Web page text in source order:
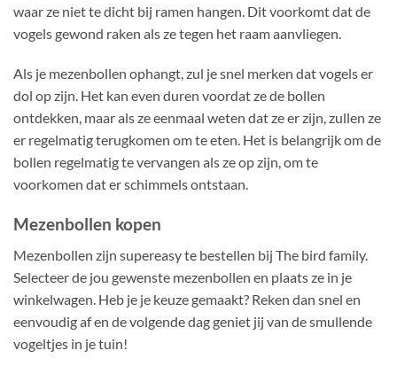
de
productpagina
de
productpagina
waar ze niet te dicht bij ramen hangen. Dit voorkomt dat de
vogels gewond raken als ze tegen het raam aanvliegen.
Als je mezenbollen ophangt, zul je snel merken dat vogels er
dol op zijn. Het kan even duren voordat ze de bollen
ontdekken, maar als ze eenmaal weten dat ze er zijn, zullen ze
er regelmatig terugkomen om te eten. Het is belangrijk om de
bollen regelmatig te vervangen als ze op zijn, om te
voorkomen dat er schimmels ontstaan.
Mezenbollen kopen
Mezenbollen zijn supereasy te bestellen bij The bird family.
Selecteer de jou gewenste mezenbollen en plaats ze in je
winkelwagen. Heb je je keuze gemaakt? Reken dan snel en
eenvoudig af en de volgende dag geniet jij van de smullende
vogeltjes in je tuin!